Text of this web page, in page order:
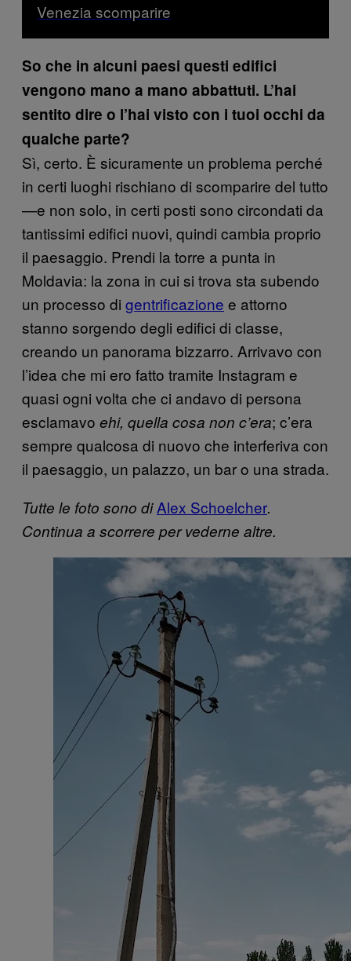
Venezia scomparire
So che in alcuni paesi questi edifici
vengono mano a mano abbattuti. L’hai
sentito dire o l’hai visto con i tuoi occhi da
qualche parte?
Sì, certo. È sicuramente un problema perché
in certi luoghi rischiano di scomparire del tutto
—e non solo, in certi posti sono circondati da
tantissimi edifici nuovi, quindi cambia proprio
il paesaggio. Prendi la torre a punta in
Moldavia: la zona in cui si trova sta subendo
un processo di gentrificazione e attorno
stanno sorgendo degli edifici di classe,
creando un panorama bizzarro. Arrivavo con
l’idea che mi ero fatto tramite Instagram e
quasi ogni volta che ci andavo di persona
esclamavo ehi, quella cosa non c’era; c’era
sempre qualcosa di nuovo che interferiva con
il paesaggio, un palazzo, un bar o una strada.
Tutte le foto sono di Alex Schoelcher.
Continua a scorrere per vederne altre.